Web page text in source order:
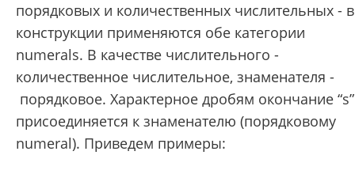
порядковых и количественных числительных - в
конструкции применяются обе категории
numerals. В качестве числительного -
количественное числительное, знаменателя -
порядковое. Характерное дробям окончание “s”
присоединяется к знаменателю (порядковому
numeral). Приведем примеры: